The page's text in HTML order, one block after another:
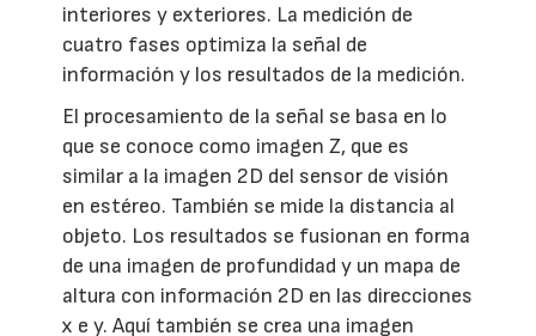
interiores y exteriores. La medición de
cuatro fases optimiza la señal de
información y los resultados de la medición.
El procesamiento de la señal se basa en lo
que se conoce como imagen Z, que es
similar a la imagen 2D del sensor de visión
en estéreo. También se mide la distancia al
objeto. Los resultados se fusionan en forma
de una imagen de profundidad y un mapa de
altura con información 2D en las direcciones
x e y. Aquí también se crea una imagen